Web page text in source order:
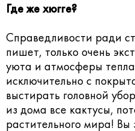
Где же хюгге?
Справедливости ради
пишет, только очень
уюта и атмосферы
исключительно с
выстирать головной
из дома все кактусы,
растительного мира!